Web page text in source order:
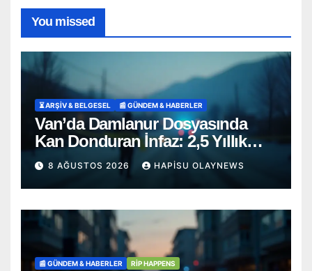
You missed
⏳ ARŞİV & BELGESEL 📰 GÜNDEM & HABERLER
Van’da Damlanur Dosyasında
Kan Donduran İnfaz: 2,5 Yıllık
‘İntihar’ Senaryosu Çöktü!
8 AĞUSTOS 2026 HAPISU OLAYNEWS
📰 GÜNDEM & HABERLER RİP HAPPENS